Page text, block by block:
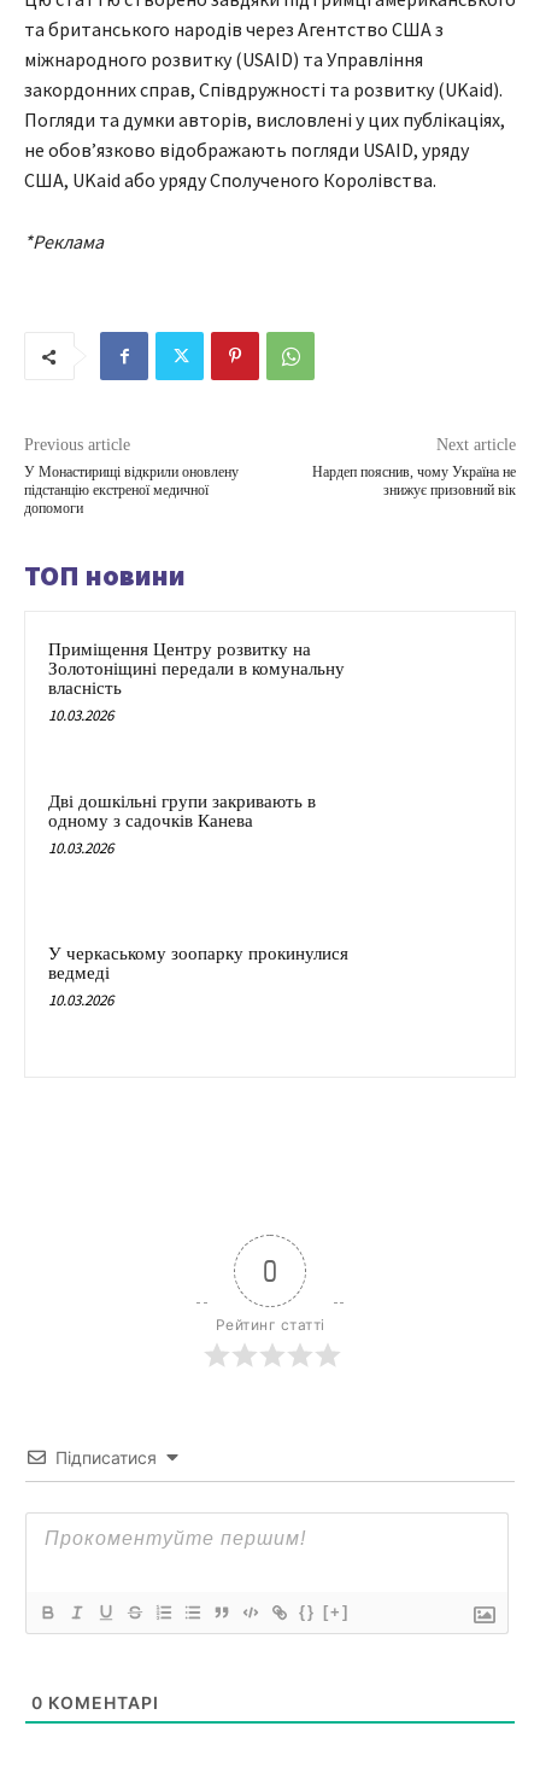
та британського народів через Агентство США з
міжнародного розвитку (USAID) та Управління
закордонних справ, Співдружності та розвитку (UKaid).
Погляди та думки авторів, висловлені у цих публікаціях,
не обов’язково відображають погляди USAID, уряду
США, UKaid або уряду Сполученого Королівства.
*Реклама
Previous article
У Монастирищі відкрили оновлену
підстанцію екстреної медичної
допомоги
Next article
Нардеп пояснив, чому Україна не
знижує призовний вік
ТОП новини
Приміщення Центру розвитку на
Золотоніщині передали в комунальну
власність
10.03.2026
Дві дошкільні групи закривають в
одному з садочків Канева
10.03.2026
У черкаському зоопарку прокинулися
ведмеді
10.03.2026
0
Рейтинг статті
Підписатися
{} [+]
0 КОМЕНТАРІ